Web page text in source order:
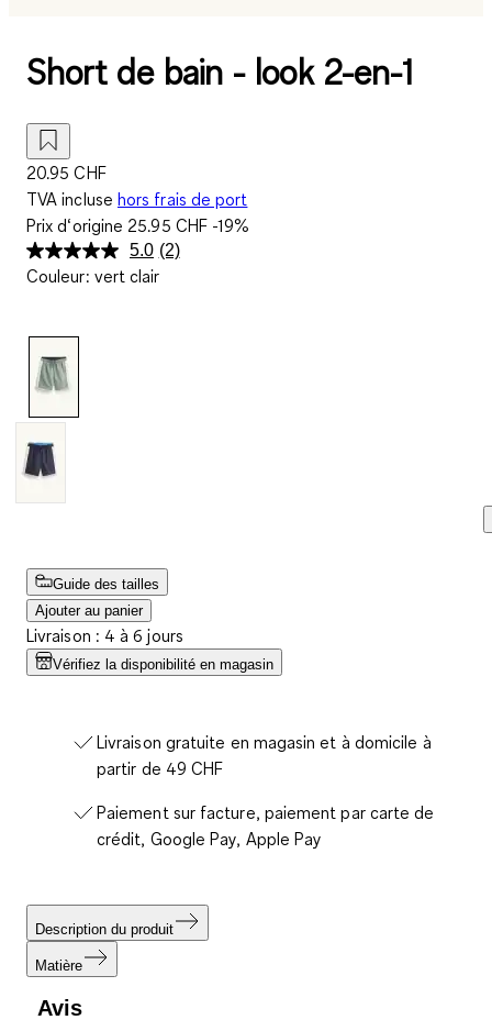
Short de bain - look 2-en-1
20.95 CHF
TVA incluse hors frais de port
Prix d‘origine 25.95 CHF-19%
5.0 Lire
2
(2)
Couleur: vert clair
Guide des tailles
Ajouter au panier
Livraison : 4 à 6 jours
Vérifiez la disponibilité en magasin
Livraison gratuite en magasin et à domicile à
partir de 49 CHF
Paiement sur facture, paiement par carte de
crédit, Google Pay, Apple Pay
Description du produit
Matière
Avis